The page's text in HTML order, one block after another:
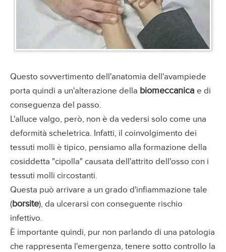
Questo sovvertimento dell'anatomia dell'avampiede
porta quindi a un'alterazione della biomeccanica e di
conseguenza del passo.
L'alluce valgo, però, non è da vedersi solo come una
deformità scheletrica. Infatti, il coinvolgimento dei
tessuti molli è tipico, pensiamo alla formazione della
cosiddetta "cipolla" causata dell'attrito dell'osso con i
tessuti molli circostanti.
Questa può arrivare a un grado d'infiammazione tale
(borsite), da ulcerarsi con conseguente rischio
infettivo.
È importante quindi, pur non parlando di una patologia
che rappresenta l'emergenza, tenere sotto controllo la